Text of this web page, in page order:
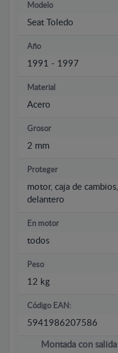
Modelo
Seat Toledo
Año
1991 - 1997
Material
Acero
Grosor
2 mm
Proteger
motor, caja de
delantero
En motor
todos
Peso
12 kg
Código EAN:
5941986207586
Montada con